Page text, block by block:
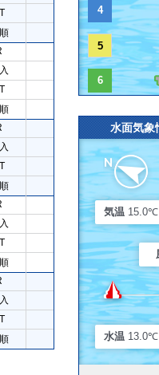
4
5
6
水面気
気温 15.0℃
水温 13.0℃